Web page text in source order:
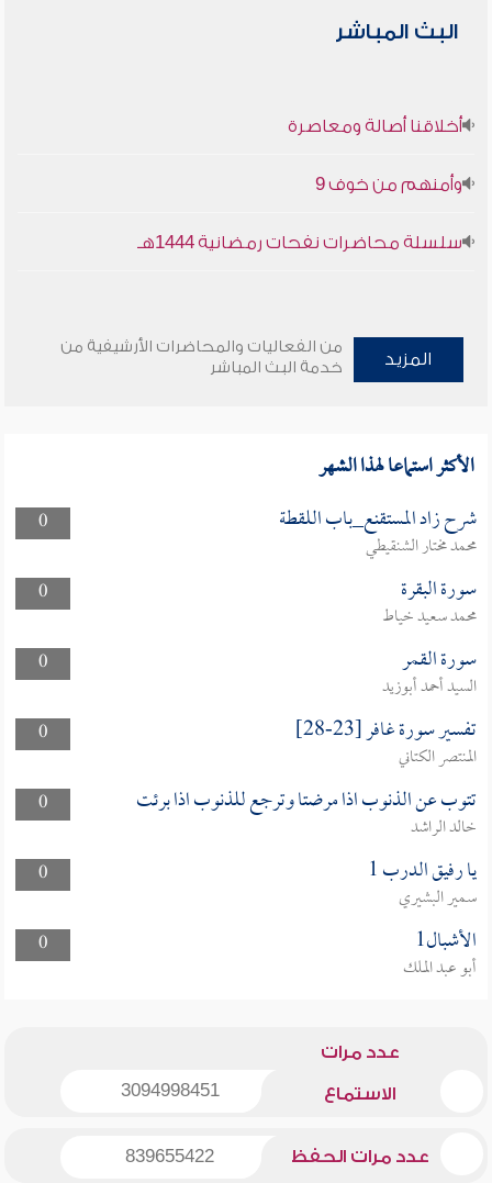
البث المباشر
أخلاقنا أصالة ومعاصرة
وأمنهم من خوف 9
سلسلة محاضرات نفحات رمضانية 1444هـ
المزيد
من الفعاليات والمحاضرات الأرشيفية من
خدمة البث المباشر
الأكثر استماعا لهذا الشهر
0 شرح زاد المستقنع_باب اللقطة
محمد مختار الشنقيطي
0
سورة البقرة
محمد سعيد خياط
0
سورة القمر
السيد أحمد أبوزيد
0
تفسير سورة غافر [23-28]
المنتصر الكتاني
0
تتوب عن الذنوب اذا مرضتا وترجع للذنوب اذا برئت
خالد الراشد
0
يا رفيق الدرب 1
سمير البشيري
0
الأشبال1
أبو عبد الملك
عدد مرات
الاستماع 3094998451
عدد مرات الحفظ 839655422